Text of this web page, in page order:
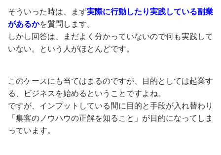
そういった時は、まず実際に行動したり実践している副業
があるかを質問します。
しかし回答は、まだよく分かっていないので何も実践して
いない。という人がほとんどです。
このケースにも当てはまるのですが、目的としては起業す
る、ビジネスを始めるということですよね。
ですが、インプットしている間に目的と手段が入れ替わり
「集客のノウハウの正解を知ること」が目的になってしま
っています。